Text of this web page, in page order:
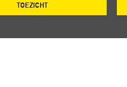
TOEZICHT